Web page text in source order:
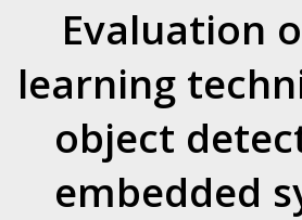
Evaluation
learning
object
embedded